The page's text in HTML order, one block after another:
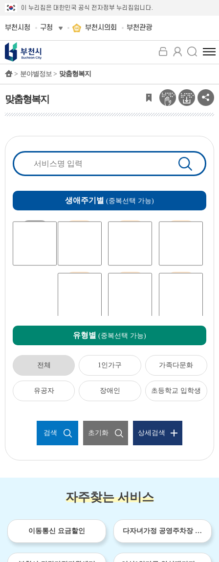
이 누리집은 대한민국 공식 전자정부 누리집입니다.
부천시청 구청 부천시의회 부천관광
전
체
뉴
보
기
> 분야별정보 > 맞춤형복지
맞춤형복지
생애주기별 (중복선택 가능)
유형별 (중복선택 가능)
전체 1인가구 가족다문화
유공자 장애인 초등학교 입학생
검색 초기화 상세검색
자주찾는 서비스
이동통신 요금할인
다자녀가정 공영주차장 이